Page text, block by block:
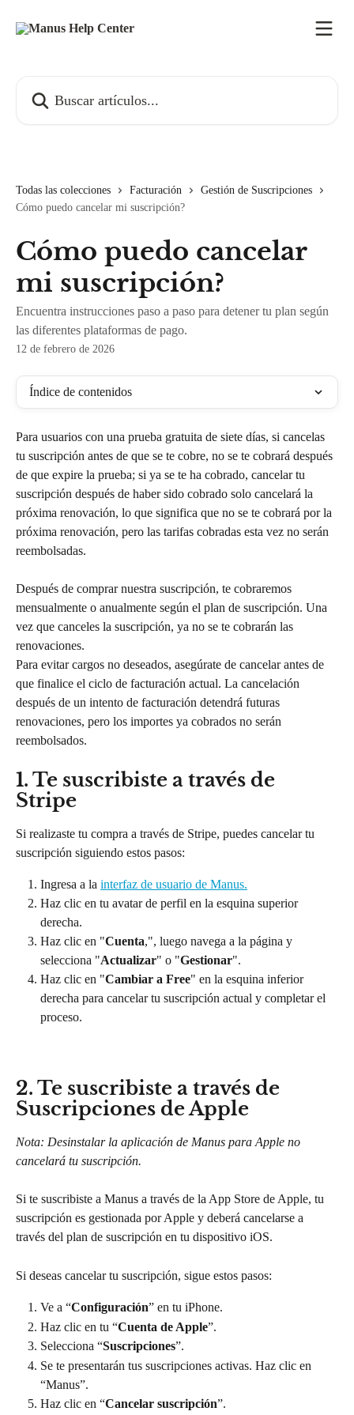
Todas las colecciones Facturación
Gestión de Suscripciones
Cómo puedo cancelar mi suscripción?
Cómo puedo cancelar
mi suscripción?
Encuentra instrucciones paso a paso para detener tu plan según
las diferentes plataformas de pago.
12 de febrero de 2026
Índice de contenidos
Para usuarios con una prueba gratuita de siete días, si cancelas
tu suscripción antes de que se te cobre, no se te cobrará después
de que expire la prueba; si ya se te ha cobrado, cancelar tu
suscripción después de haber sido cobrado solo cancelará la
próxima renovación, lo que significa que no se te cobrará por la
próxima renovación, pero las tarifas cobradas esta vez no serán
reembolsadas.
Después de comprar nuestra suscripción, te cobraremos
mensualmente o anualmente según el plan de suscripción. Una
vez que canceles la suscripción, ya no se te cobrarán las
renovaciones.
Para evitar cargos no deseados, asegúrate de cancelar antes de
que finalice el ciclo de facturación actual. La cancelación
después de un intento de facturación detendrá futuras
renovaciones, pero los importes ya cobrados no serán
reembolsados.
1. Te suscribiste a través de
Stripe
Si realizaste tu compra a través de Stripe, puedes cancelar tu
suscripción siguiendo estos pasos:
Ingresa a la interfaz de usuario de Manus.
Haz clic en tu avatar de perfil en la esquina superior
derecha.
Haz clic en "Cuenta,", luego navega a la página y
selecciona "Actualizar" o "Gestionar".
Haz clic en "Cambiar a Free" en la esquina inferior
derecha para cancelar tu suscripción actual y completar el
proceso.
2. Te suscribiste a través de
Suscripciones de Apple
Nota: Desinstalar la aplicación de Manus para Apple no
cancelará tu suscripción.
Si te suscribiste a Manus a través de la App Store de Apple, tu
suscripción es gestionada por Apple y deberá cancelarse a
través del plan de suscripción en tu dispositivo iOS.
Si deseas cancelar tu suscripción, sigue estos pasos:
Ve a “Configuración” en tu iPhone.
Haz clic en tu “Cuenta de Apple”.
Selecciona “Suscripciones”.
Se te presentarán tus suscripciones activas. Haz clic en
“Manus”.
Haz clic en “Cancelar suscripción”.